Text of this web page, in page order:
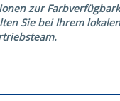
zur
Sie bei Ihrem lokalen